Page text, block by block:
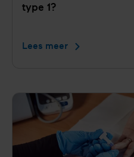
type 1?
Lees meer Werkt
diabetes
type
1?